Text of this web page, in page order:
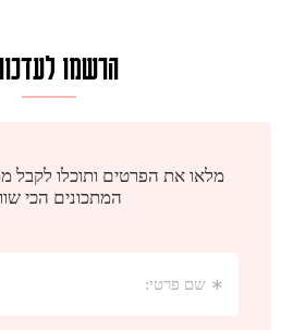
הרשמו